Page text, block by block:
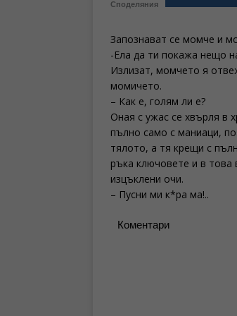
Споделяния
Запознават се момче и
-Ела да ти покажа нещо
Излизат, момчето я
момичето.
– Как е, голям ли е?
Оная с ужас се хвърля в
пълно само с маниаци,
тялото, а тя крещи с
ръка ключовете и в
изцъклени очи.
– Пусни ми к*ра ма!..
Коментари